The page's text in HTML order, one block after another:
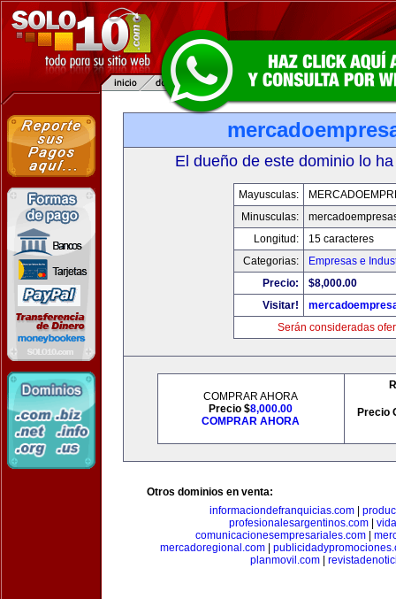
El dueño de este dominio lo
Mayusculas:
Minusculas:
Longitud:
15 caracteres
Categorias:
Empresas e
Precio:
$8,000.00
Visitar!
Serán consideradas
COMPRAR AHORA
Precio $8,000.00
COMPRAR AHORA
Precio
Otros dominios en venta:
informaciondefranquicias.com
profesionalesargentinos.com|
comunicacionesempresariales.com
mercadoregional.com
planmovil.com